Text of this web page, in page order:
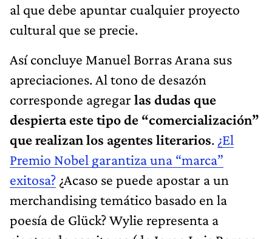
al que debe apuntar cualquier proyecto
cultural que se precie.
Así concluye Manuel Borras Arana sus
apreciaciones. Al tono de desazón
corresponde agregar las dudas que
despierta este tipo de “comercialización”
que realizan los agentes literarios. ¿El
Premio Nobel garantiza una “marca”
exitosa? ¿Acaso se puede apostar a un
merchandising temático basado en la
poesía de Glück? Wylie representa a